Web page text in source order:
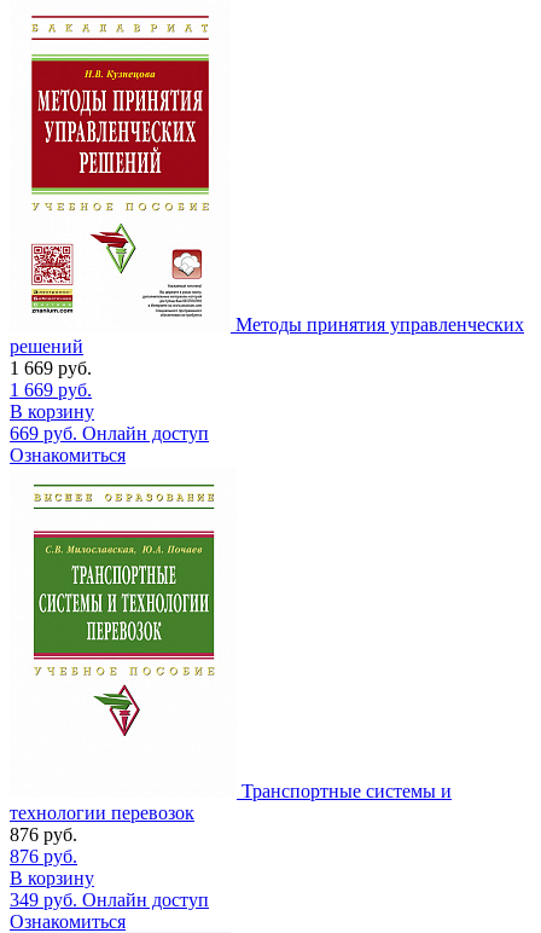
Методы принятия управленческих
решений
1 669 руб.
1 669 руб.
В корзину
669 руб. Онлайн доступ
Ознакомиться
Транспортные системы и
технологии перевозок
876 руб.
876 руб.
В корзину
349 руб. Онлайн доступ
Ознакомиться